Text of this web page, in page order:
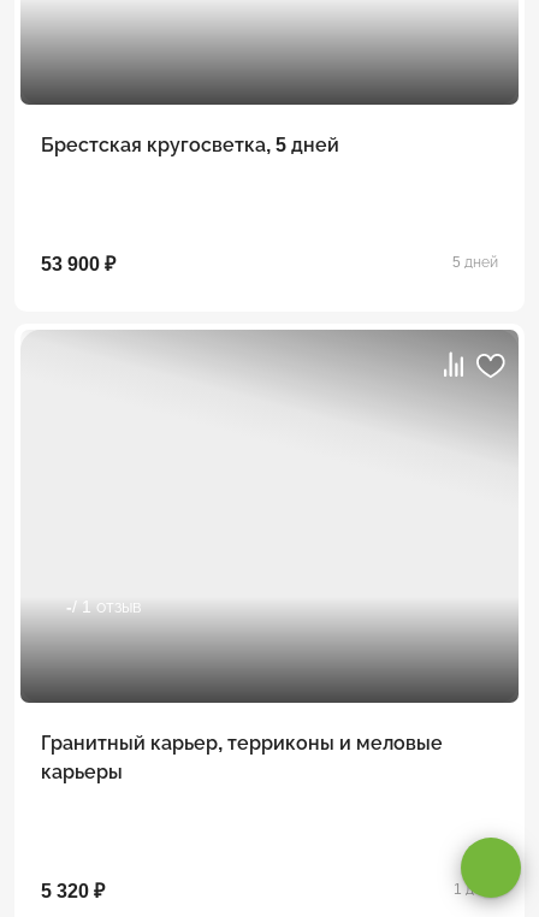
Брестская кругосветка, 5 дней
53 900 ₽ 5 дней
-/ 1 отзыв
Гранитный карьер, терриконы и меловые
карьеры
5 320 ₽ 1 день
Оставаясь на сайте, вы даете